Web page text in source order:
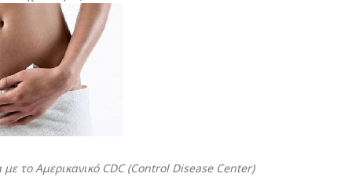
το Αμερικανικό CDC (Control Disease Center)